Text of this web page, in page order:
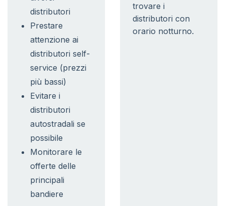
distributori
Prestare
attenzione ai
distributori self-
service (prezzi
più bassi)
Evitare i
distributori
autostradali se
possibile
Monitorare le
offerte delle
principali
bandiere
trovare i
distributori con
orario notturno.